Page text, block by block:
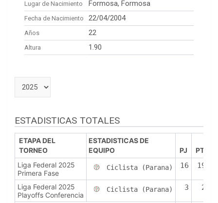
Lugar de Nacimiento Formosa, Formosa
Fecha de Nacimiento 22/04/2004
Años 22
Altura 1.90
ESTADISTICAS TOTALES
ETAPA DEL
TORNEO
ESTADISTICAS DE
EQUIPO
PJ PTS
Liga Federal 2025
Primera Fase
Ciclista (Parana) 16 193
Liga Federal 2025
Playoffs Conferencia
Ciclista (Parana) 3 23